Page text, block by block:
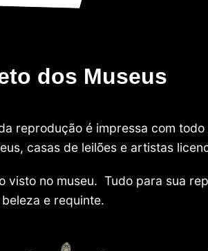
dos Museus
reprodução é impressa com
casas de leilões e artistas
visto no museu. Tudo para sua
e requinte.